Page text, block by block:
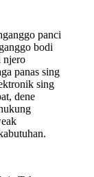
panci
bodi
njero
panas sing
sing
dene